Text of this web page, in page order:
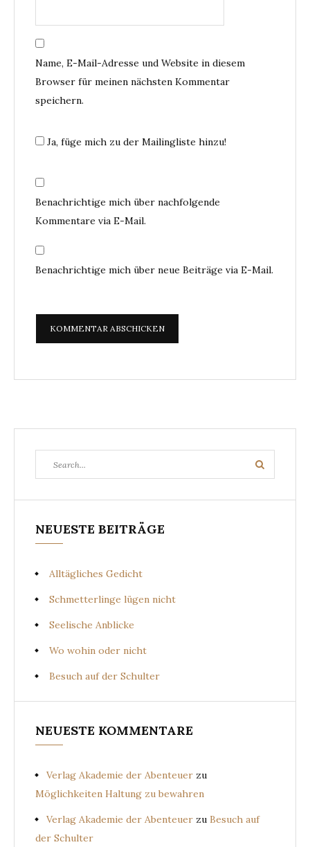
Name, E-Mail-Adresse und Website in diesem
Browser für meinen nächsten Kommentar
speichern.
Ja, füge mich zu der Mailingliste hinzu!
Benachrichtige mich über nachfolgende
Kommentare via E-Mail.
Benachrichtige mich über neue Beiträge via E-Mail.
for:
Search
NEUESTE BEITRÄGE
Alltägliches Gedicht
Schmetterlinge lügen nicht
Seelische Anblicke
Wo wohin oder nicht
Besuch auf der Schulter
NEUESTE KOMMENTARE
Verlag Akademie der Abenteuer zu
Möglichkeiten Haltung zu bewahren
Verlag Akademie der Abenteuer zu Besuch auf
der Schulter